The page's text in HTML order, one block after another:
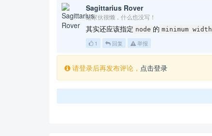
Sagittarius Rover
这家伙很懒，什么也没写！
其实还应该指定 node 的 minimum width
1 回复 举报
请登录后再发布评论， 点击登录